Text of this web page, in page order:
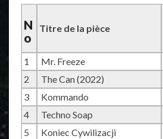
N
o
Titre de la pièce
1 Mr. Freeze
2
The Can (2022)
3
Kommando
4
Techno Soap
5
Koniec Cywilizacji